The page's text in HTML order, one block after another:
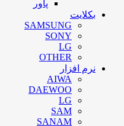
پاور
بکلایت
SAMSUNG
SONY
LG
OTHER
نرم افزار
AIWA
DAEWOO
LG
SAM
SANAM